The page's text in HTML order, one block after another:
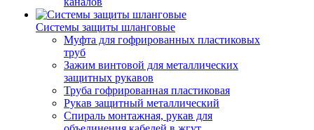
Системы защиты шланговые
Муфта для гофрированных пластиковых
труб
Зажим винтовой для металлических
защитных рукавов
Труба гофрированная пластиковая
Рукав защитный металлический
Спираль монтажная, рукав для